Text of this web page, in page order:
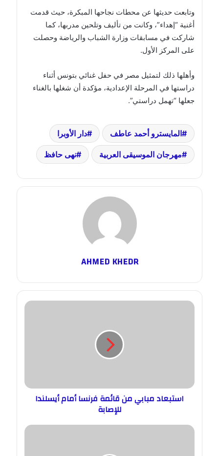
وتابعت حديثها عن محطات نجاحها المبكرة، حيث قدمت
أغنية “إهداء”، وكانت من تأليف وتلحين مدربها، كما
شاركت في مسابقات وزارة الشباب والرياضة وحصلت
على المركز الأول.
وأهلها ذلك لتمثيل مصر في حفل غنائي بتونس أثناء
دراستها في المرحلة الإعدادية، مؤكدة أن شغلها بالغناء
جعلها “تهمل دراستي”.
المايسترو أحمد عاطف دار الأوبرا
مهرجان الموسيقى العربية نهى حافظ
AHMED KHEDR
استبعاد مبابي من قائمة فرنسا أمام أيسلندا
للإصابة